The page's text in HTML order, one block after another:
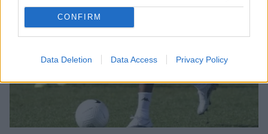
CONFIRM
Data Deletion Data Access Privacy Policy